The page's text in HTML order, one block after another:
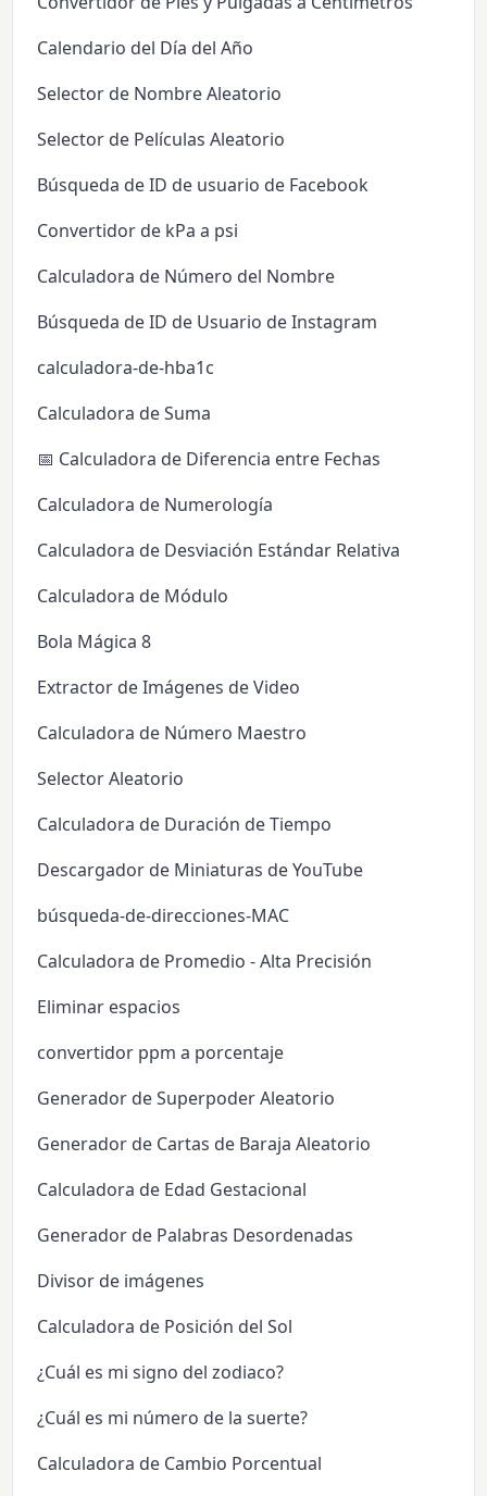
Calendario del Día del Año
Selector de Nombre Aleatorio
Selector de Películas Aleatorio
Búsqueda de ID de usuario de Facebook
Convertidor de kPa a psi
Calculadora de Número del Nombre
Búsqueda de ID de Usuario de Instagram
calculadora-de-hba1c
Calculadora de Suma
📅 Calculadora de Diferencia entre Fechas
Calculadora de Numerología
Calculadora de Desviación Estándar Relativa
Calculadora de Módulo
Bola Mágica 8
Extractor de Imágenes de Video
Calculadora de Número Maestro
Selector Aleatorio
Calculadora de Duración de Tiempo
Descargador de Miniaturas de YouTube
búsqueda-de-direcciones-MAC
Calculadora de Promedio - Alta Precisión
Eliminar espacios
convertidor ppm a porcentaje
Generador de Superpoder Aleatorio
Generador de Cartas de Baraja Aleatorio
Calculadora de Edad Gestacional
Generador de Palabras Desordenadas
Divisor de imágenes
Calculadora de Posición del Sol
¿Cuál es mi signo del zodiaco?
¿Cuál es mi número de la suerte?
Calculadora de Cambio Porcentual